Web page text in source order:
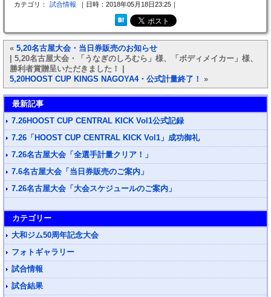
カテゴリ： 試合情報 ｜日時：2018年05月18日23:25｜
« 5,20名古屋大会・当日券販売のお知らせ
| 5,20名古屋大会・「うなぎのしろむら」様、「ボディメイカー」様、
勝利者賞贈呈いただきました！ |
5,20HOOST CUP KINGS NAGOYA4・公式計量終了！
»
最新記事
7.26HOOST CUP CENTRAL KICK Vol1公式記録
7.26「HOOST CUP CENTRAL KICK Vol1」成功御礼
7.26名古屋大会「全選手計量クリア！」
7.6名古屋大会「当日券販売のご案内」
7.26名古屋大会「大会スケジュールのご案内」
カテゴリー
大和ジム50周年記念大会
フォトギャラリー
試合情報
試合結果